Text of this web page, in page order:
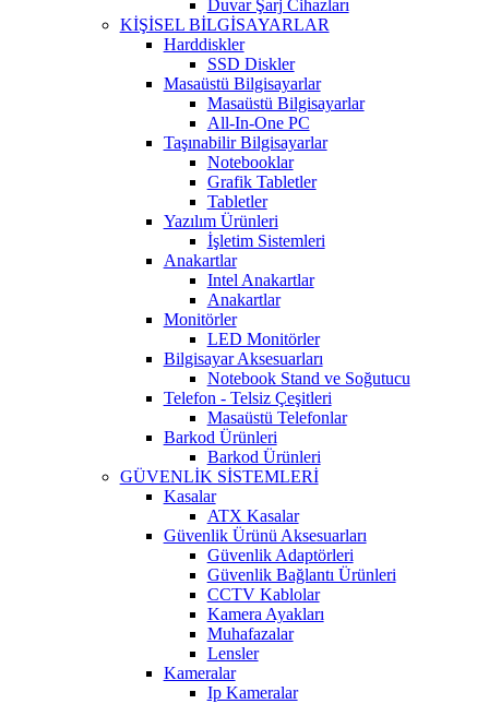
Duvar Şarj Cihazları
KİŞİSEL BİLGİSAYARLAR
Harddiskler
SSD Diskler
Masaüstü Bilgisayarlar
Masaüstü Bilgisayarlar
All-In-One PC
Taşınabilir Bilgisayarlar
Notebooklar
Grafik Tabletler
Tabletler
Yazılım Ürünleri
İşletim Sistemleri
Anakartlar
Intel Anakartlar
Anakartlar
Monitörler
LED Monitörler
Bilgisayar Aksesuarları
Notebook Stand ve Soğutucu
Telefon - Telsiz Çeşitleri
Masaüstü Telefonlar
Barkod Ürünleri
Barkod Ürünleri
GÜVENLİK SİSTEMLERİ
Kasalar
ATX Kasalar
Güvenlik Ürünü Aksesuarları
Güvenlik Adaptörleri
Güvenlik Bağlantı Ürünleri
CCTV Kablolar
Kamera Ayakları
Muhafazalar
Lensler
Kameralar
Ip Kameralar